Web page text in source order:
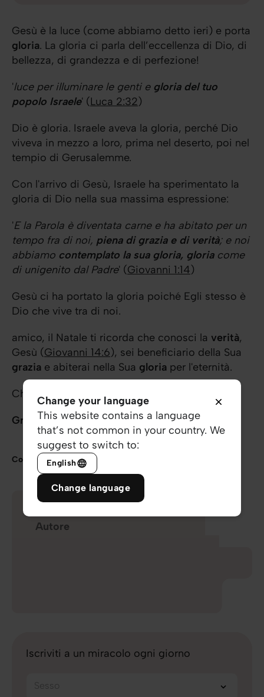
Gesù è la luce (come abbiamo detto ieri) e porta
gloria. La gloria ci parla dell’eccellenza di Dio, di
bellezza, di grandezza e di perfezione!
'luce per illuminare le genti e gloria del tuo
popolo Israele' (Luca 2:32)
Dio è gloria. Israele aveva la gloria, perché Dio
viveva in mezzo a loro, prima nel deserto, poi nel
tempio di Gerusalemme.
Con l'arrivo di Gesù, Israele ha sperimentato la
gloria di Dio nella sua massima espressione:
'E la Parola è diventata carne e ha abitato per un
tempo fra di noi, piena di grazia e di verità; e noi
abbiamo contemplato la sua gloria, gloriacome
di unigenito dal Padre' (Giovanni 1:14)
Gesù ci ha portato la gloria poiché Egli stesso è
Dio che vive tra di noi.
amico, il Natale ti ricorda che conosci la verità,
Gesù (Giovanni 14:6), sei beneficiario della Sua
grazia e abiterai nella Sua gloria per l'eternità.
Che questo periodo sia per te benedetto.
Grazie di esistere!
Condividi
Autore
Iscriviti a un miracolo ogni giorno
Sesso
Change your language
This website contains a language
that’s not common in your country. We
suggest to switch to:
English
Change language